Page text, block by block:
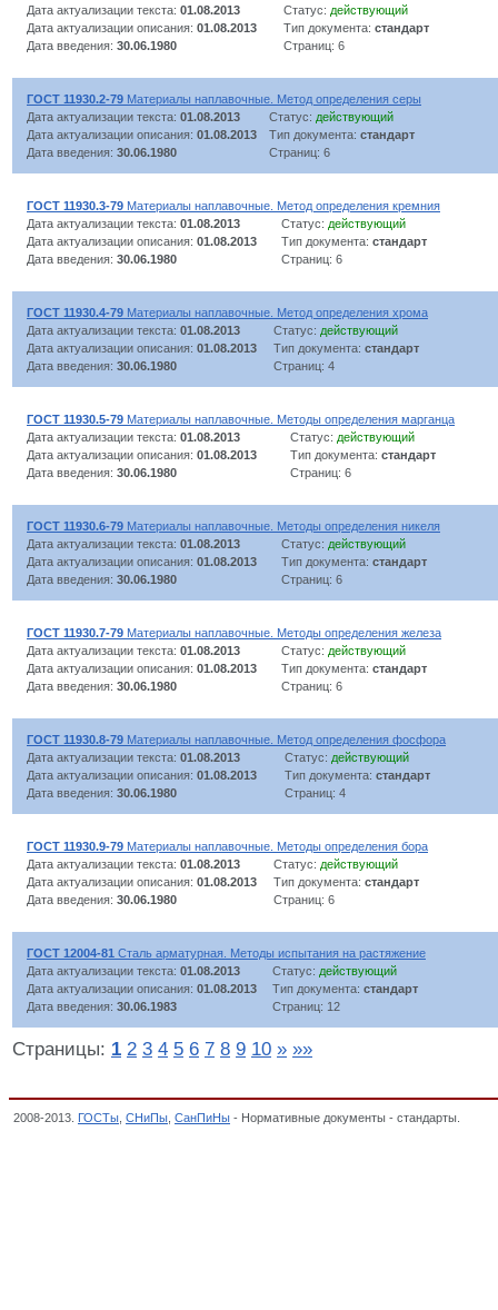
Дата актуализации текста: 01.08.2013 Статус: действующий
Дата актуализации описания: 01.08.2013 Тип документа: стандарт
Дата введения: 30.06.1980 Страниц: 6
ГОСТ 11930.2-79 Материалы наплавочные. Метод определения серы
Дата актуализации текста: 01.08.2013 Статус: действующий
Дата актуализации описания: 01.08.2013 Тип документа: стандарт
Дата введения: 30.06.1980 Страниц: 6
ГОСТ 11930.3-79 Материалы наплавочные. Метод определения кремния
Дата актуализации текста: 01.08.2013 Статус: действующий
Дата актуализации описания: 01.08.2013 Тип документа: стандарт
Дата введения: 30.06.1980 Страниц: 6
ГОСТ 11930.4-79 Материалы наплавочные. Метод определения хрома
Дата актуализации текста: 01.08.2013 Статус: действующий
Дата актуализации описания: 01.08.2013 Тип документа: стандарт
Дата введения: 30.06.1980 Страниц: 4
ГОСТ 11930.5-79 Материалы наплавочные. Методы определения марганца
Дата актуализации текста: 01.08.2013 Статус: действующий
Дата актуализации описания: 01.08.2013 Тип документа: стандарт
Дата введения: 30.06.1980 Страниц: 6
ГОСТ 11930.6-79 Материалы наплавочные. Методы определения никеля
Дата актуализации текста: 01.08.2013 Статус: действующий
Дата актуализации описания: 01.08.2013 Тип документа: стандарт
Дата введения: 30.06.1980 Страниц: 6
ГОСТ 11930.7-79 Материалы наплавочные. Методы определения железа
Дата актуализации текста: 01.08.2013 Статус: действующий
Дата актуализации описания: 01.08.2013 Тип документа: стандарт
Дата введения: 30.06.1980 Страниц: 6
ГОСТ 11930.8-79 Материалы наплавочные. Метод определения фосфора
Дата актуализации текста: 01.08.2013 Статус: действующий
Дата актуализации описания: 01.08.2013 Тип документа: стандарт
Дата введения: 30.06.1980 Страниц: 4
ГОСТ 11930.9-79 Материалы наплавочные. Методы определения бора
Дата актуализации текста: 01.08.2013 Статус: действующий
Дата актуализации описания: 01.08.2013 Тип документа: стандарт
Дата введения: 30.06.1980 Страниц: 6
ГОСТ 12004-81 Сталь арматурная. Методы испытания на растяжение
Дата актуализации текста: 01.08.2013 Статус: действующий
Дата актуализации описания: 01.08.2013 Тип документа: стандарт
Дата введения: 30.06.1983 Страниц: 12
Страницы: 1 2 3 4 5 6 7 8 9 10 » »»
2008-2013. ГОСТы СНиПы СанПиНы - Нормативные документы - стандарты.